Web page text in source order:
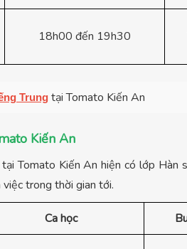
18h00 đến 19h30
Trung tại Tomato Kiến An
Kiến An
Tomato Kiến An hiện có lớp
việc trong thời gian tới.
Ca học